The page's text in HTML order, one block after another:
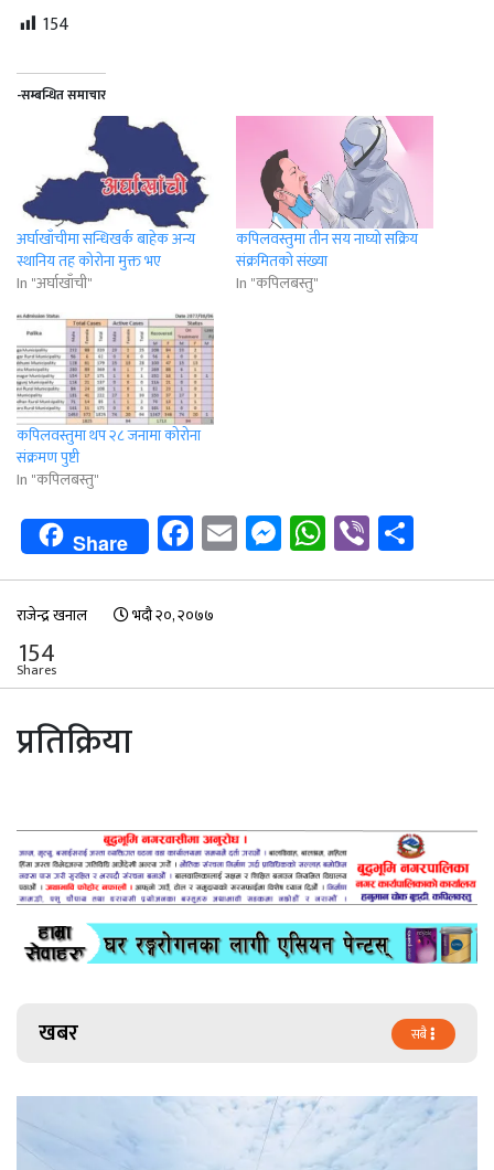
154
-सम्बन्धित समाचार
अर्घाखाँचीमा सन्धिखर्क बाहेक अन्य
स्थानिय तह कोरोना मुक्त भए
In "अर्घाखाँची"
कपिलवस्तुमा तीन सय नाघ्यो सक्रिय
संक्रमितको संख्या
In "कपिलबस्तु"
कपिलवस्तुमा थप २८ जनामा कोरोना
संक्रमण पुष्टी
In "कपिलबस्तु"
Share Facebook
EmailMessenger
WhatsApp
Viber
राजेन्द्र खनाल भदौ २०, २०७७
154
Shares
प्रतिक्रिया
खबर सबै